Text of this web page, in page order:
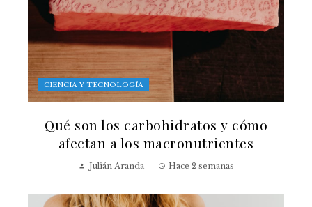
CIENCIA Y TECNOLOGÍA
Qué son los carbohidratos y cómo
afectan a los macronutrientes
Julián Aranda Hace 2 semanas